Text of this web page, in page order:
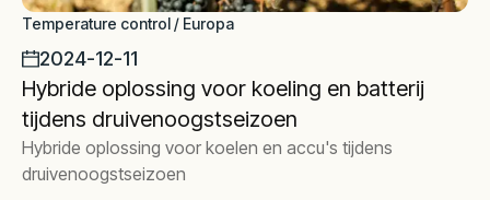
Temperature control / Europa
2024-12-11
Hybride oplossing voor koeling en batterij
tijdens druivenoogstseizoen
Hybride oplossing voor koelen en accu's tijdens
druivenoogstseizoen